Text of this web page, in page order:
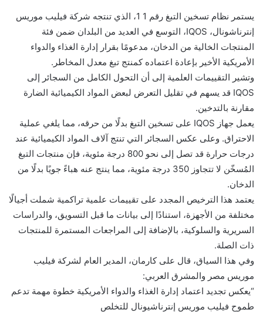
يستمر نظام تسخين التبغ رقم 1 1، الذي تنتجه شركة فيليب موريس
إنترناشونال، IQOS، التوسع في العديد من البلدان ضمن فئة
المنتجات الخالية من الدخان، مدعومًا بقرار إدارة الغذاء والدواء
الأمريكية الأخير بإعادة اعتماده كمنتج تبغ معدل المخاطر.
وتشير التقييمات العلمية إلى أن التحول الكامل من السجائر إلى
IQOS قد يسهم في تقليل التعرض لبعض المواد الكيميائية الضارة
مقارنة بالتدخين.
يعمل جهاز IQOS على تسخين التبغ بدلًا من حرقه، مما يلغي عملية
الاحتراق. وعلى عكس السجائر التي تنتج آلاف المواد الكيميائية عند
درجات حرارة قد تصل إلى نحو 800 درجة مئوية، فإن منتجات التبغ
المُسخّن لا تتجاوز 350 درجة مئوية، مما ينتج عنه هباءً جويًا بدلًا من
الدخان.
يعتمد هذا الترخيص المجدد على تقييمات علمية تراكمية شملت أجيالًا
مختلفة من الأجهزة، استنادًا إلى بيانات ما قبل التسويق، والدراسات
السريرية والسلوكية، بالإضافة إلى المراجعات المستمرة للمنتجات
ذات الصلة.
وفي هذا السياق، قال على كارمان، المدير العام لشركة فيليب
موريس مصر والمشرق العربي:
“يعكس تجديد اعتماد إدارة الغذاء والدواء الأمريكية خطوة مهمة تدعم
طموح فيليب موريس إنترناشيونال للتخلص